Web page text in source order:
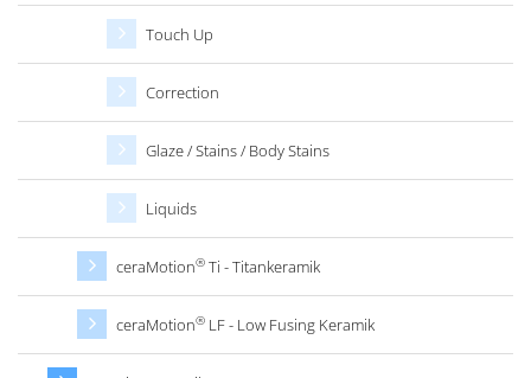
Touch Up
Correction
Glaze / Stains / Body Stains
Liquids
ceraMotion® Ti - Titankeramik
ceraMotion® LF - Low Fusing Keramik